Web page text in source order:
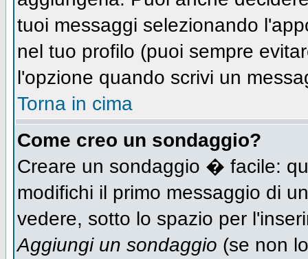
tuoi messaggi selezionando
nel tuo profilo (puoi sempre
l'opzione quando scrivi un
Torna in cima
Come creo un sondaggio?
Creare un sondaggio � facile:
modifichi il primo messaggio di
vedere, sotto lo spazio per
Aggiungi un sondaggio (se non